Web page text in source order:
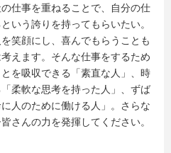
仕事を重ねることで、自分の仕
いう誇りを持ってもらいたい。
笑顔にし、喜んでもらうことも
えます。そんな仕事をするため
を吸収できる「素直な人」、時
柔軟な思考を持った人」、ずば
人のために働ける人」。さらな
さんの力を発揮してください。